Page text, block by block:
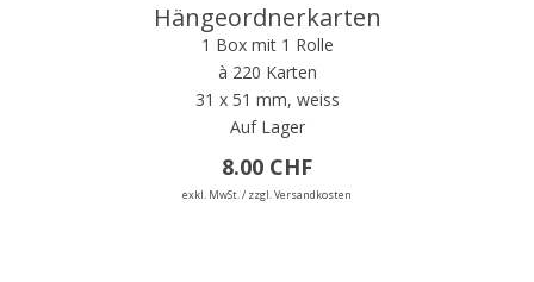
Hängeordnerkarten
1 Box mit 1 Rolle
à 220 Karten
31 x 51 mm, weiss
Auf Lager
8.00 CHF
exkl. MwSt. / zzgl. Versandkosten